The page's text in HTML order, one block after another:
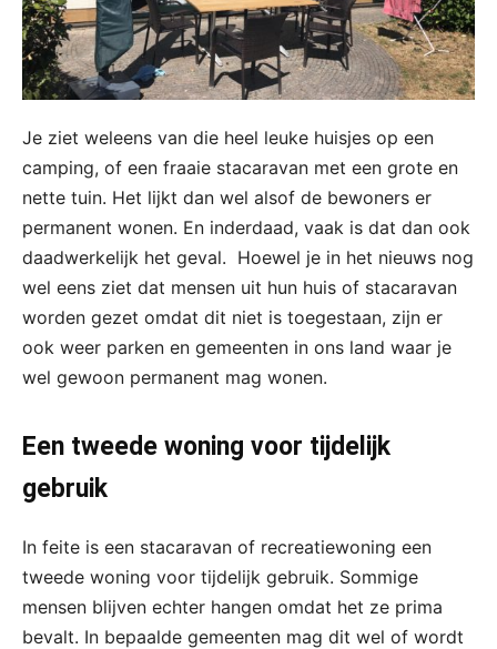
Je ziet weleens van die heel leuke huisjes op een
camping, of een fraaie stacaravan met een grote en
nette tuin. Het lijkt dan wel alsof de bewoners er
permanent wonen. En inderdaad, vaak is dat dan ook
daadwerkelijk het geval. Hoewel je in het nieuws nog
wel eens ziet dat mensen uit hun huis of stacaravan
worden gezet omdat dit niet is toegestaan, zijn er
ook weer parken en gemeenten in ons land waar je
wel gewoon permanent mag wonen.
Een tweede woning voor tijdelijk
gebruik
In feite is een stacaravan of recreatiewoning een
tweede woning voor tijdelijk gebruik. Sommige
mensen blijven echter hangen omdat het ze prima
bevalt. In bepaalde gemeenten mag dit wel of wordt